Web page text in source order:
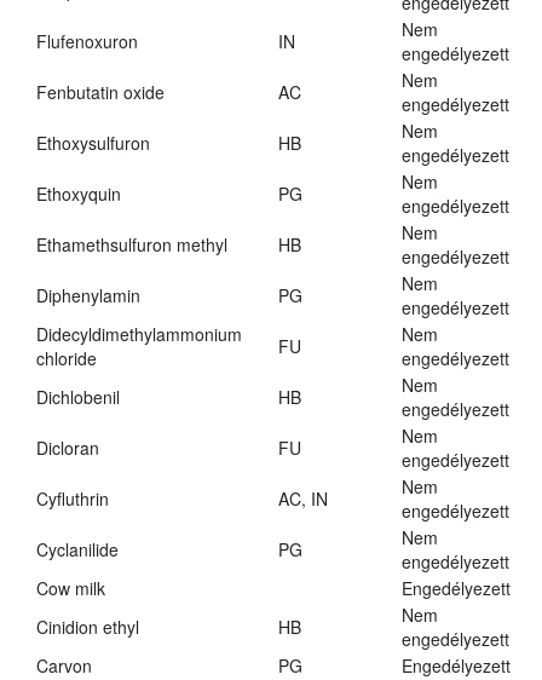
Flufenoxuron
IN
Nem
engedélyezett
Fenbutatin oxide
AC
Nem
engedélyezett
Ethoxysulfuron
HB
Nem
engedélyezett
Ethoxyquin
PG
Nem
engedélyezett
Ethamethsulfuron methyl
HB
Nem
engedélyezett
Diphenylamin
PG
Nem
engedélyezett
Didecyldimethylammonium
chloride
FU
Nem
engedélyezett
Dichlobenil
HB
Nem
engedélyezett
Dicloran
FU
Nem
engedélyezett
Cyfluthrin
AC, IN
Nem
engedélyezett
Cyclanilide
PG
Nem
engedélyezett
Cow milk
Engedélyezett
Cinidion ethyl
HB
Nem
engedélyezett
Carvon
PG Engedélyezett